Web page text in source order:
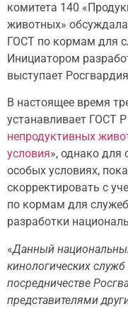
комитета 140
животных»
ГОСТ по кормам для
Инициатором
выступает
В настоящее время
устанавливает ГОСТ
непродуктивных
условия», однако для
особых условиях,
скорректировать с
по кормам для
разработки
«Данный
кинологических
посредничестве
представителями